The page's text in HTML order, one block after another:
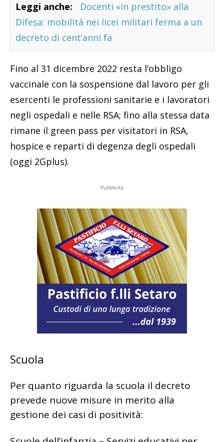
Leggi anche:
Docenti «in prestito» alla
Difesa: mobilità nei licei militari ferma a un
decreto di cent’anni fa
Fino al 31 dicembre 2022 resta l’obbligo
vaccinale con la sospensione dal lavoro per gli
esercenti le professioni sanitarie e i lavoratori
negli ospedali e nelle RSA; fino alla stessa data
rimane il green pass per visitatori in RSA,
hospice e reparti di degenza degli ospedali
(oggi 2Gplus).
Pubblicità
Scuola
Per quanto riguarda la scuola il decreto
prevede nuove misure in merito alla
gestione dei casi di positività: